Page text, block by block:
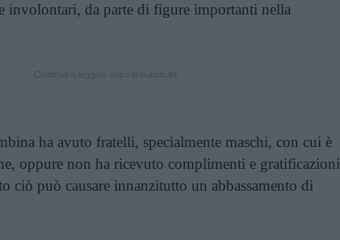
involontari, da parte di figure importanti nella
ha avuto fratelli, specialmente maschi, con cui è
oppure non ha ricevuto complimenti e gratificazioni
ciò può causare innanzitutto un abbassamento di